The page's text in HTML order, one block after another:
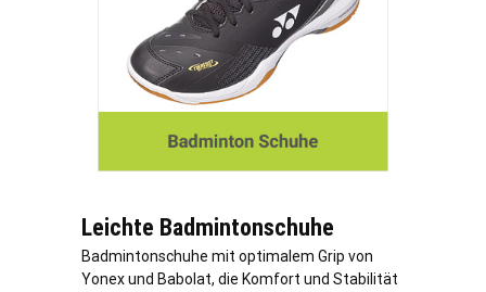
Leichte Badmintonschuhe
Badmintonschuhe mit optimalem Grip von
Yonex und Babolat, die Komfort und Stabilität